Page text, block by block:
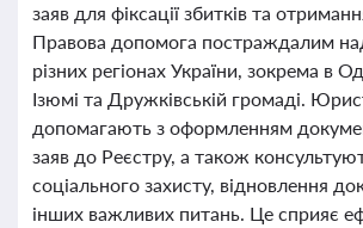
заяв для фіксації збитків та
Правова допомога постраждалим
різних регіонах України, зокрема в
Ізюмі та Дружківській громаді.
допомагають з оформленням
заяв до Реєстру, а також
соціального захисту, відновлення
інших важливих питань. Це сприяє